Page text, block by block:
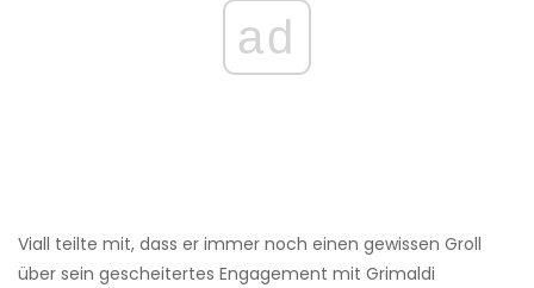
ad
Viall teilte mit, dass er immer noch einen gewissen Groll
über sein gescheitertes Engagement mit Grimaldi